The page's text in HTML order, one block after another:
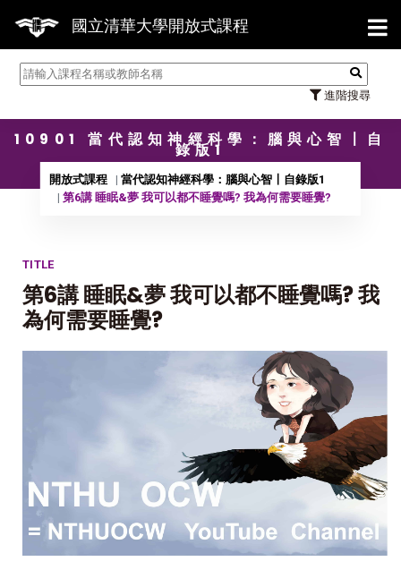
國立清華大學開放式課程
進階搜尋
【
10901 當代認知神經科學：腦與心智〡自
錄版1
開放式課程
當代認知神經科學：腦與心智〡自錄版1
第6講 睡眠&夢 我可以都不睡覺嗎? 我為何需要睡覺?
TITLE
第6講 睡眠&夢 我可以都不睡覺嗎? 我
為何需要睡覺?